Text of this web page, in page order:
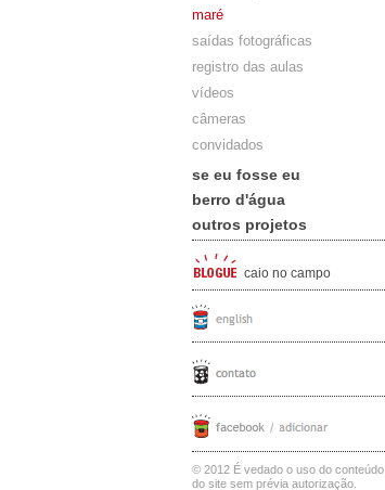
maré
saídas fotográficas
registro das aulas
vídeos
câmeras
convidados
se eu fosse eu
berro d'água
outros projetos
caio no campo
© 2012 É vedado o uso do conteúdo
do site sem prévia autorização.